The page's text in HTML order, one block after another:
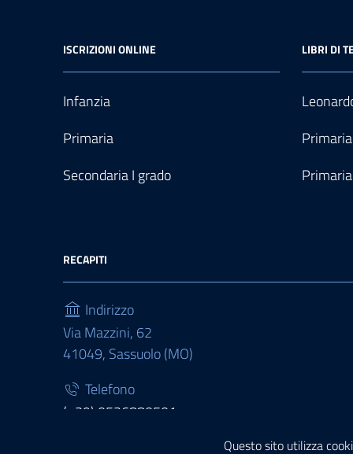
Questo sito utilizza
ISCRIZIONI ONLINE
Infanzia
Primaria
Secondaria I grado
LIBRI DI
RECAPITI
Indirizzo
Via Mazzini, 62
41049, Sassuolo (MO)
Telefono
(+39) 0536880501